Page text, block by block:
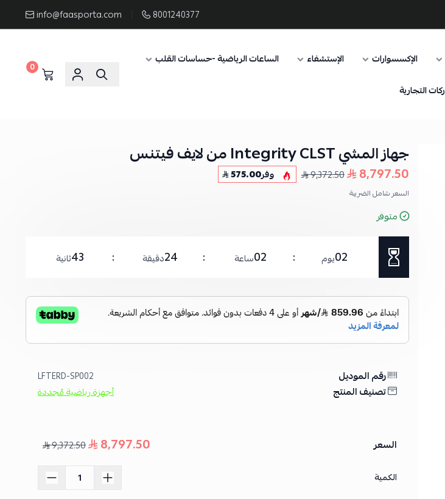
8001240377
info@faasporta.com
الإكسسوارات الإستشفاء
الساعات الرياضية -حساسات القلب
التجارية
0
جهاز المشي Integrity CLST من لايف فيتنس
8,797.50
9,372.50 وفر575.00
السعر شامل الضريبة
متوفر
42ثانية 24دقيقة 02ساعة 02يوم
رقم الموديل LFTERD-SP002
تصنيف المنتج أجهزة رياضية مُجددة
السعر 8,797.50
9,372.50
الكمية